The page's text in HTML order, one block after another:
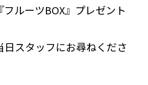
フルーツBOX』プレゼント
スタッフにお尋ねくださ